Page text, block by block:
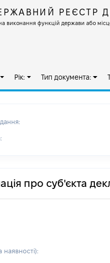
РЕЄСТР
виконання функцій держави або
Рік: Тип документа:
про суб'єкта
наявності):